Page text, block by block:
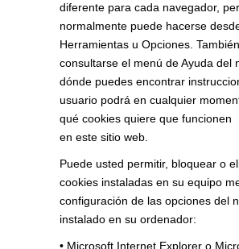
diferente para cada navegador,
normalmente puede hacerse
Herramientas u Opciones.
consultarse el menú de Ayuda del
dónde puedes encontrar
usuario podrá en cualquier
qué cookies quiere que funcionen
en este sitio web.
Puede usted permitir, bloquear o
cookies instaladas en su equipo
configuración de las opciones del
instalado en su ordenador:
• Microsoft Internet Explorer o